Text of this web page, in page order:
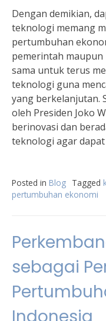
Dengan demikian,
teknologi memang
pertumbuhan
pemerintah
sama untuk terus
teknologi guna
yang berkelanjutan.
oleh Presiden Joko
berinovasi dan
teknologi agar
Posted in Blog Tagged
pertumbuhan ekonomi
sebagai